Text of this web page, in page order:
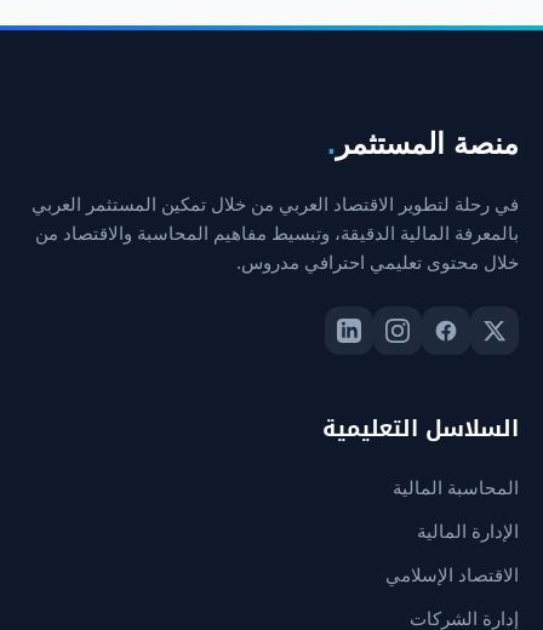
منصة المستثمر .
في رحلة لتطوير الاقتصاد العربي من خلال تمكين المستثمر العربي
بالمعرفة المالية الدقيقة، وتبسيط مفاهيم المحاسبة والاقتصاد من
خلال محتوى تعليمي احترافي مدروس.
السلاسل التعليمية
المحاسبة المالية
الإدارة المالية
الاقتصاد الإسلامي
إدارة الشركات